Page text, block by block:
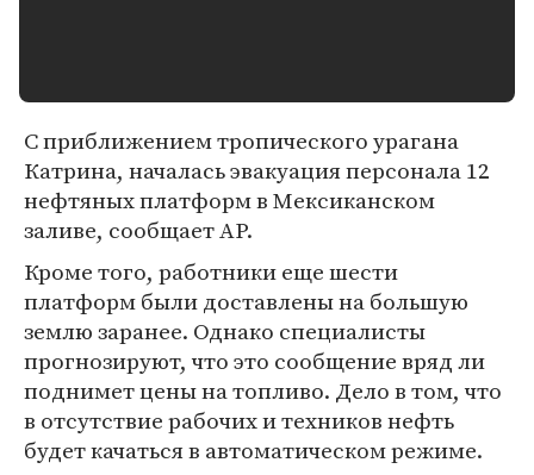
С приближением тропического урагана
Катрина, началась эвакуация персонала 12
нефтяных платформ в Мексиканском
заливе, сообщает AP.
Кроме того, работники еще шести
платформ были доставлены на большую
землю заранее. Однако специалисты
прогнозируют, что это сообщение вряд ли
поднимет цены на топливо. Дело в том, что
в отсутствие рабочих и техников нефть
будет качаться в автоматическом режиме.